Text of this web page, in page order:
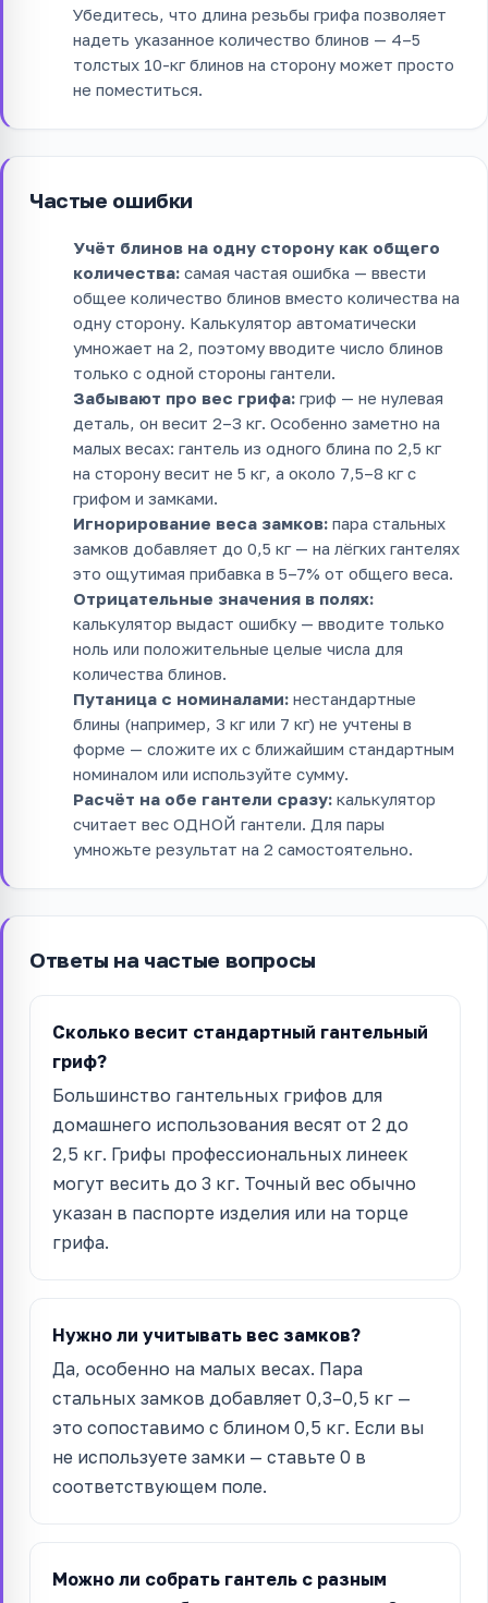
Убедитесь, что длина резьбы грифа позволяет
надеть указанное количество блинов — 4–5
толстых 10-кг блинов на сторону может просто
не поместиться.
Частые ошибки
Учёт блинов на одну сторону как общего
количества: самая частая ошибка — ввести
общее количество блинов вместо количества на
одну сторону. Калькулятор автоматически
умножает на 2, поэтому вводите число блинов
только с одной стороны гантели.
Забывают про вес грифа: гриф — не нулевая
деталь, он весит 2–3 кг. Особенно заметно на
малых весах: гантель из одного блина по 2,5 кг
на сторону весит не 5 кг, а около 7,5–8 кг с
грифом и замками.
Игнорирование веса замков: пара стальных
замков добавляет до 0,5 кг — на лёгких гантелях
это ощутимая прибавка в 5–7% от общего веса.
Отрицательные значения в полях:
калькулятор выдаст ошибку — вводите только
ноль или положительные целые числа для
количества блинов.
Путаница с номиналами: нестандартные
блины (например, 3 кг или 7 кг) не учтены в
форме — сложите их с ближайшим стандартным
номиналом или используйте сумму.
Расчёт на обе гантели сразу: калькулятор
считает вес ОДНОЙ гантели. Для пары
умножьте результат на 2 самостоятельно.
Ответы на частые вопросы
Сколько весит стандартный гантельный
гриф?
Большинство гантельных грифов для
домашнего использования весят от 2 до
2,5 кг. Грифы профессиональных линеек
могут весить до 3 кг. Точный вес обычно
указан в паспорте изделия или на торце
грифа.
Нужно ли учитывать вес замков?
Да, особенно на малых весах. Пара
стальных замков добавляет 0,3–0,5 кг —
это сопоставимо с блином 0,5 кг. Если вы
не используете замки — ставьте 0 в
соответствующем поле.
Можно ли собрать гантель с разным